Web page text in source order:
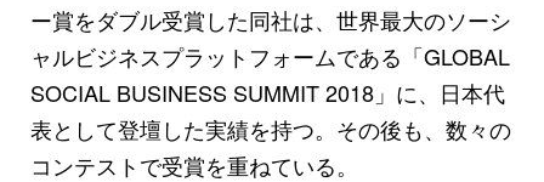
ー賞をダブル受賞した同社は、世界最大のソーシ
ャルビジネスプラットフォームである「GLOBAL
SOCIAL BUSINESS SUMMIT 2018」に、日本代
表として登壇した実績を持つ。その後も、数々の
コンテストで受賞を重ねている。